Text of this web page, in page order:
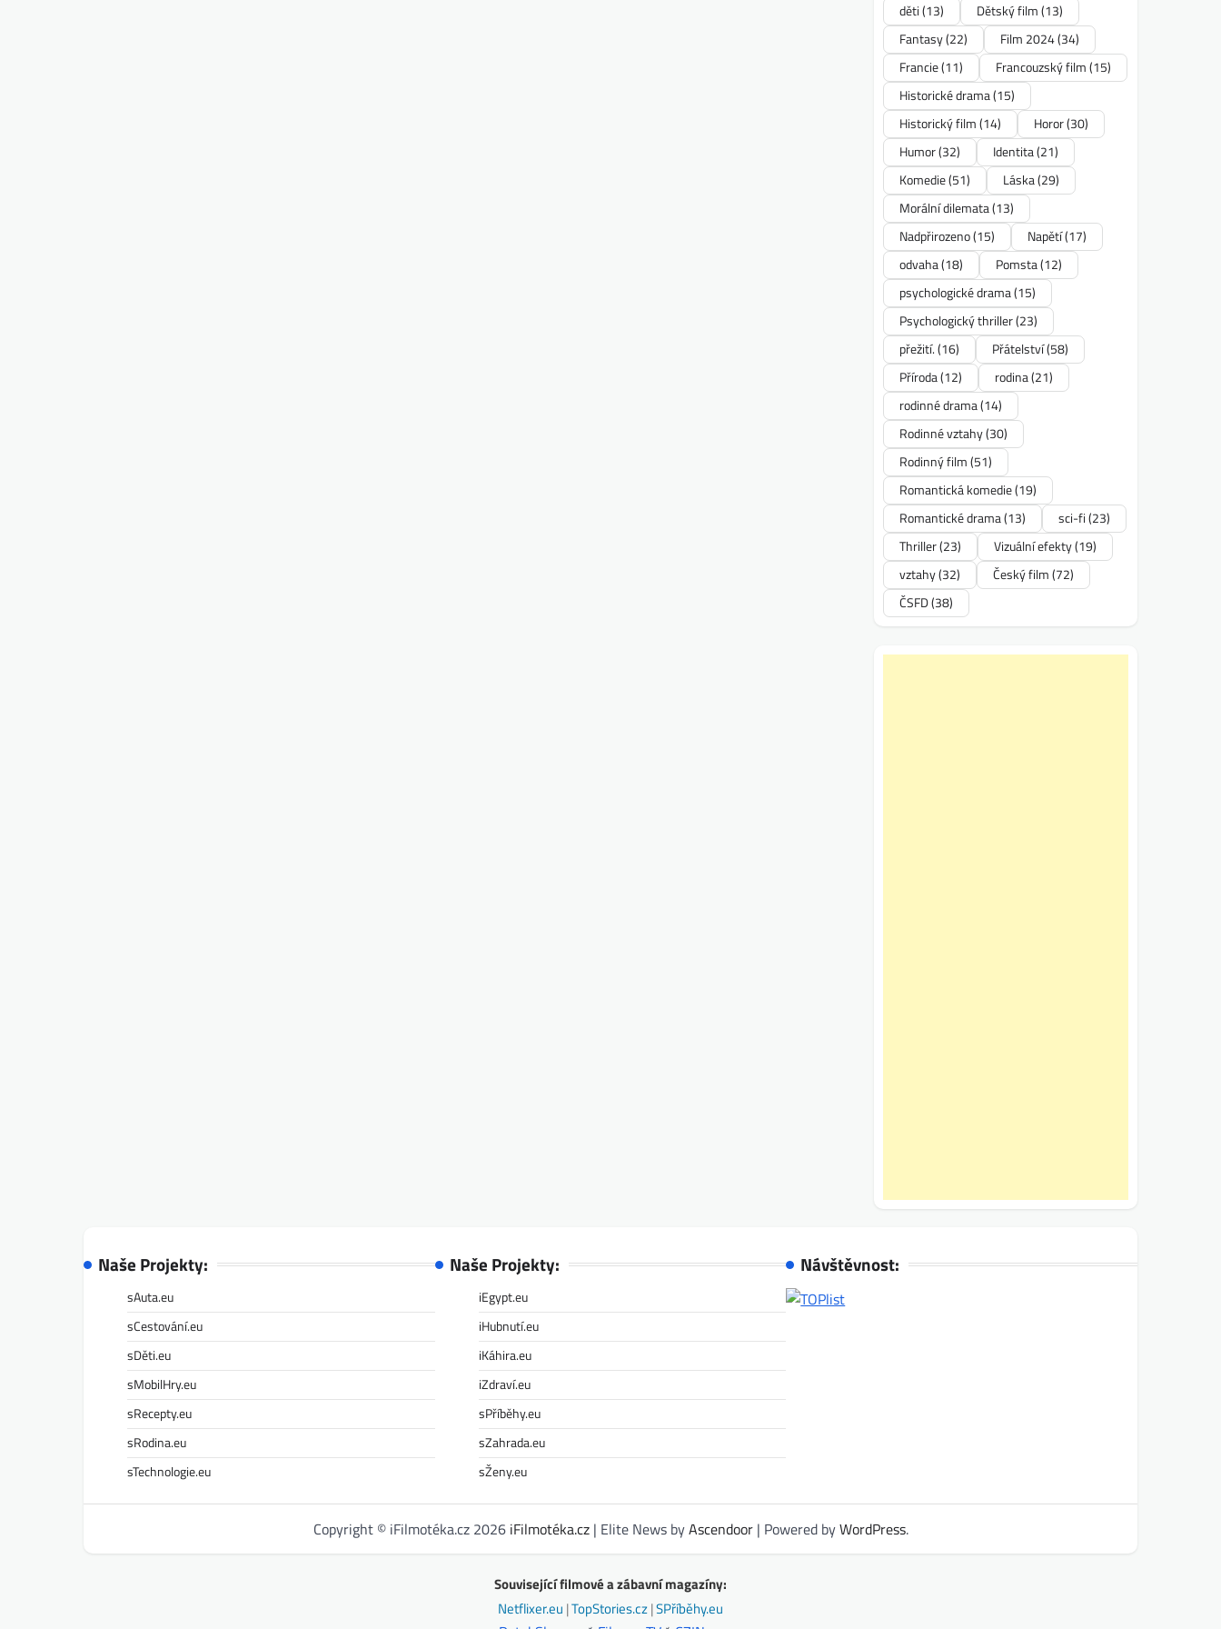
děti(13) Dětský film(13)
Fantasy(22) Film 2024(34)
Francie(11) Francouzský film(15)
Historické drama(15)
Historický film(14) Horor(30)
Humor(32) Identita(21)
Komedie(51) Láska(29)
Morální dilemata(13)
Nadpřirozeno(15) Napětí(17)
odvaha(18) Pomsta(12)
psychologické drama(15)
Psychologický thriller(23)
přežití.(16) Přátelství(58)
Příroda(12) rodina(21)
rodinné drama(14)
Rodinné vztahy(30)
Rodinný film(51)
Romantická komedie(19)
Romantické drama(13) sci-fi(23)
Thriller(23) Vizuální efekty(19)
vztahy(32) Český film(72)
ČSFD(38)
Naše Projekty:
sAuta.eu
sCestování.eu
sDěti.eu
sMobilHry.eu
sRecepty.eu
sRodina.eu
sTechnologie.eu
Naše Projekty:
iEgypt.eu
iHubnutí.eu
iKáhira.eu
iZdraví.eu
sPříběhy.eu
sZahrada.eu
sŽeny.eu
Návštěvnost:
Copyright © iFilmotéka.cz 2026 iFilmotéka.cz| Elite News byAscendoor| Powered byWordPress.
Související filmové a zábavní magazíny:
Netflixer.eu |TopStories.cz|SPříběhy.eu